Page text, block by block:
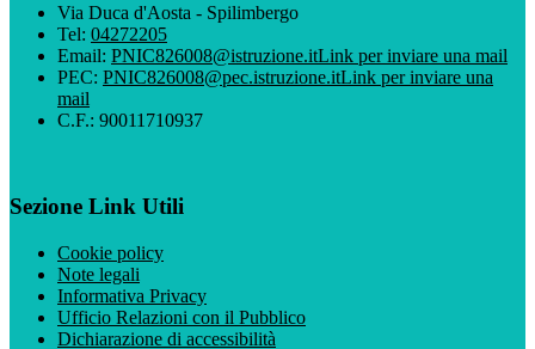
Via Duca d'Aosta - Spilimbergo
Tel: 04272205
Email: PNIC826008@istruzione.itLink per inviare una mail
PEC: PNIC826008@pec.istruzione.itLink per inviare una
mail
C.F.: 90011710937
Sezione Link Utili
Cookie policy
Note legali
Informativa Privacy
Ufficio Relazioni con il Pubblico
Dichiarazione di accessibilità